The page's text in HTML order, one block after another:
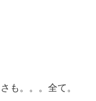
も。。。全て。